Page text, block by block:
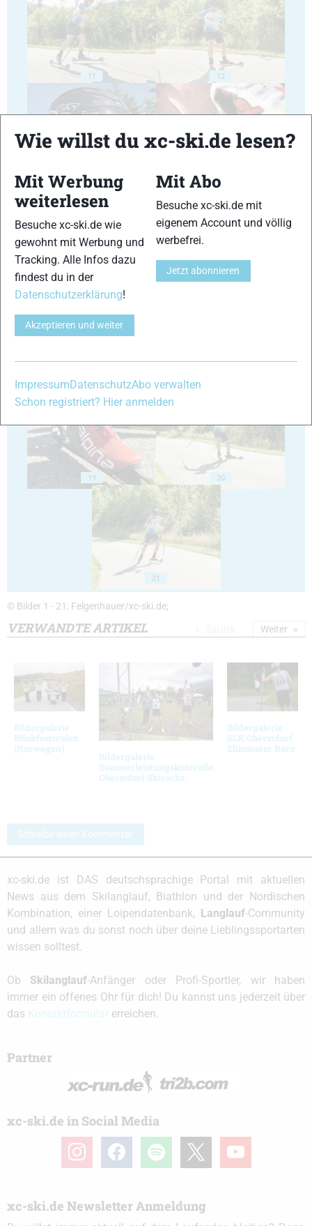
11 12
15 16
19 20
21
© Bilder 1 - 21: Felgenhauer/xc-ski.de;
VERWANDTE ARTIKEL
Bildergalerie
Blinkfestivalen
(Norwegen)
Bildergalerie
Sommerleistungskontrolle
Oberstdorf Skirocks
Bildergalerie
SLK Oberstdorf
Eliminator Race
Weiter
Schreibe einen Kommentar
xc-ski.de ist DAS deutschsprachige Portal mit aktuellen
News aus dem Skilanglauf, Biathlon und der Nordischen
Kombination, einer Loipendatenbank, Langlauf-Community
und allem was du sonst noch über deine Lieblingssportarten
wissen solltest.
Ob Skilanglauf-Anfänger oder Profi-Sportler, wir haben
immer ein offenes Ohr für dich! Du kannst uns jederzeit über
das
erreichen.
Partner
xc-ski.de in Social Media
instagramfacebook spotify youtube
xc-ski.de Newsletter Anmeldung
Wie willst du xc-ski.de lesen?
Mit Werbung
weiterlesen
Besuche xc-ski.de wie
gewohnt mit Werbung und
Tracking. Alle Infos dazu
findest du in der
Datenschutzerklärung!
Akzeptieren und weiter
Mit Abo
Besuche xc-ski.de mit
eigenem Account und völlig
werbefrei.
Jetzt abonnieren
ImpressumDatenschutzAbo verwalten
Schon registriert? Hier anmelden